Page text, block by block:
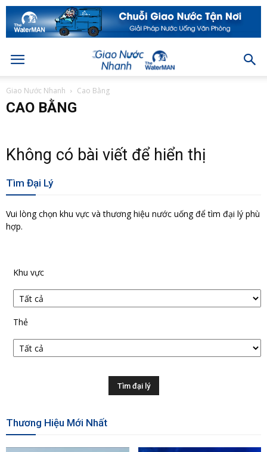
Giao Nước Nhanh Cao Bằng
CAO BẰNG
Không có bài viết để hiển thị
Tìm Đại Lý
Vui lòng chọn khu vực và thương hiệu nước uống để tìm đại lý phù
hợp.
Khu vực
Thẻ
Thương Hiệu Mới Nhất